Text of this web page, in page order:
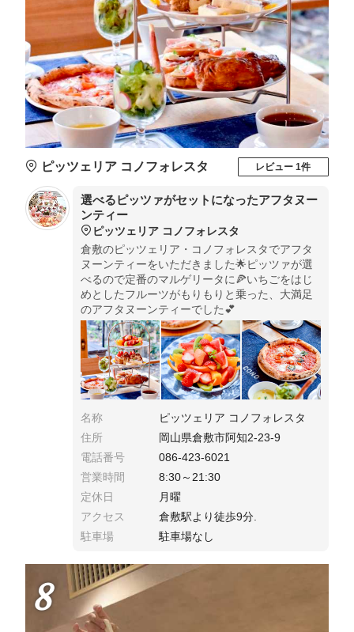
ピッツェリア コノフォレスタ レビュー 1件
選べるピッツァがセットになったアフタヌー
ンティー
ピッツェリア コノフォレスタ
倉敷のピッツェリア・コノフォレスタでアフタ
ヌーンティーをいただきました🌟ピッツァが選
べるので定番のマルゲリータに🍕いちごをはじ
めとしたフルーツがもりもりと乗った、大満足
のアフタヌーンティーでした💕
名称
ピッツェリア コノフォレスタ
住所
岡山県倉敷市阿知2-23-9
電話番号
086-423-6021
営業時間
8:30～21:30
定休日
月曜
アクセス
倉敷駅より徒歩9分.
駐車場
駐車場なし
8